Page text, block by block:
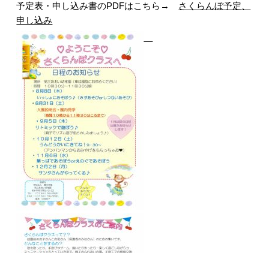
予定表・申し込み書のPDFはこちら→ さくらんぼ予定、
申し込み